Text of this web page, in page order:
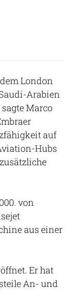
London
Arabien
Marco
auf
Hubs
von
aus einer
Er hat
An- und